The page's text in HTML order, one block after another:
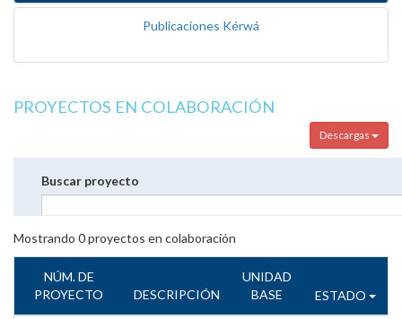
Publicaciones Kérwá
PROYECTOS EN COLABORACIÓN
Descargas
Buscar proyecto
Mostrando 0proyectos en colaboración
NÚM. DE
PROYECTO
DESCRIPCIÓN
UNIDAD
BASE
ESTADO